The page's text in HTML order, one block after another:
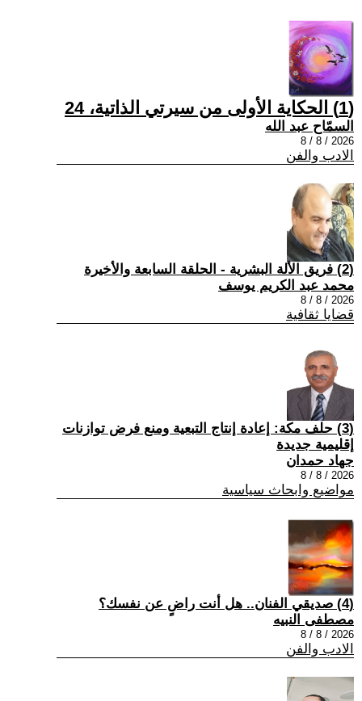
(1) الحكاية الأولى من سيرتي الذاتية، 24
السمّاح عبد الله
2026 / 8 / 8
الادب والفن
(2) فريق الألة البشرية - الحلقة السابعة والأخيرة
محمد عبد الكريم يوسف
2026 / 8 / 8
قضايا ثقافية
(3) حلف مكة: إعادة إنتاج التبعية ومنع فرض توازنات
إقليمية جديدة
جهاد حمدان
2026 / 8 / 8
مواضيع وابحاث سياسية
(4) صديقي الفنان.. هل أنت راضٍ عن نفسك؟
مصطفى النبيه
2026 / 8 / 8
الادب والفن